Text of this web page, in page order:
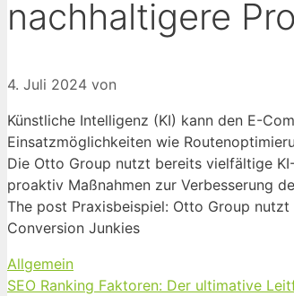
nachhaltigere
4. Juli 2024 von
Künstliche Intelligenz (KI) kann den E-
Einsatzmöglichkeiten wie
Die Otto Group nutzt bereits vielfältige
proaktiv Maßnahmen zur Verbesserung
The post Praxisbeispiel: Otto Group
Conversion Junkies
Kategorien
Allgemein
SEO Ranking Faktoren: Der ultimative